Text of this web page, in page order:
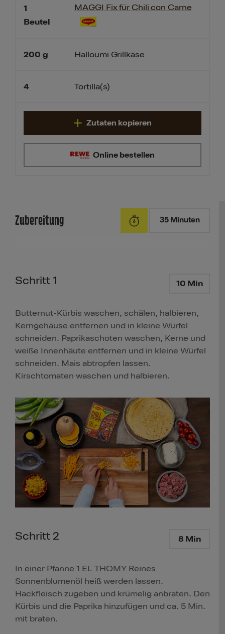
1
Beutel
200 g
4
MAGGI Fix für Chili con Carne
Halloumi Grillkäse
Tortilla(s)
Online bestellen
Zutaten kopieren
Zubereitung 35 Minuten
Schritt 1 10 Min
Butternut-Kürbis waschen, schälen, halbieren,
Kerngehäuse entfernen und in kleine Würfel
schneiden. Paprikaschoten waschen, Kerne und
weiße Innenhäute entfernen und in kleine Würfel
schneiden. Mais abtropfen lassen.
Kirschtomaten waschen und halbieren.
Schritt 2 8 Min
In einer Pfanne 1 EL THOMY Reines
Sonnenblumenöl heiß werden lassen.
Hackfleisch zugeben und krümelig anbraten. Den
Kürbis und die Paprika hinzufügen und ca. 5 Min.
mit braten.